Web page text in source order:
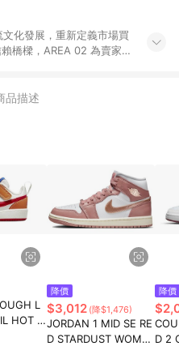
化發展，重新定義市場買
橋樑，AREA 02 為賣家提
品描述
L
HOT C
降價
$3,012 (降$1,476)
JORDAN 1 MID SE RE
D STARDUST WOME
降價
D 2